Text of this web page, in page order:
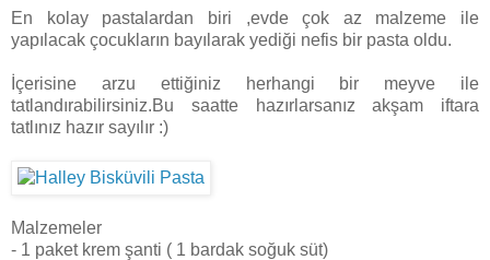
En kolay pastalardan biri ,evde çok az malzeme ile
yapılacak çocukların bayılarak yediği nefis bir pasta oldu.
İçerisine arzu ettiğiniz herhangi bir meyve ile
tatlandırabilirsiniz.Bu saatte hazırlarsanız akşam iftara
tatlınız hazır sayılır :)
Malzemeler
- 1 paket krem şanti ( 1 bardak soğuk süt)